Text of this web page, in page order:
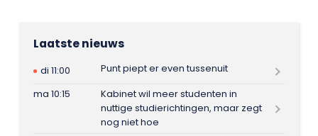
Laatste nieuws
di 11:00
Punt piept er even tussenuit
ma 10:15
Kabinet wil meer studenten in
nuttige studierichtingen, maar zegt
nog niet hoe